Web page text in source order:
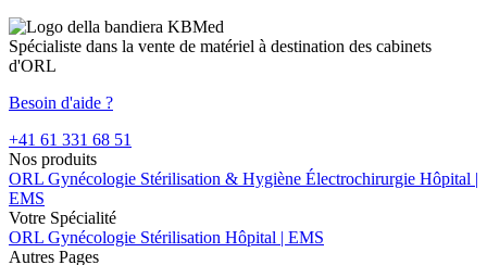
Spécialiste dans la vente de matériel à destination des cabinets
d'ORL
Besoin d'aide ?
+41 61 331 68 51
Nos produits
ORL Gynécologie Stérilisation & Hygiène Électrochirurgie Hôpital |
EMS
Votre Spécialité
ORL Gynécologie Stérilisation Hôpital | EMS
Autres Pages